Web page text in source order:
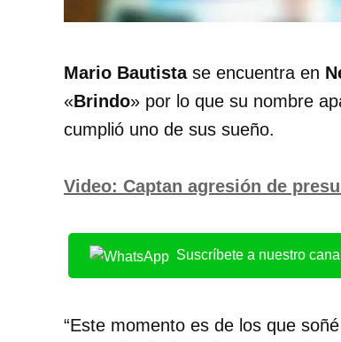
Mario Bautistase encuentra en
«Brindo» por lo que su nombre
cumplió uno de sus sueño.
Video: Captan agresión de
Suscríbete a nuestro canal
“Este momento es de los que